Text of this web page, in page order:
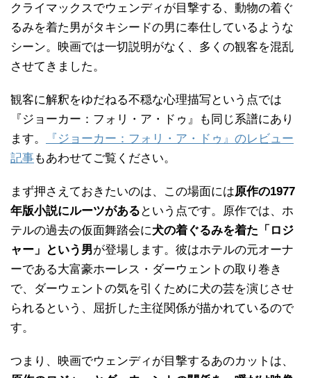
クライマックスでウェンディが目撃する、動物の着ぐ
るみを着た男がタキシードの男に奉仕しているような
シーン。映画では一切説明がなく、多くの観客を混乱
させてきました。
観客に解釈をゆだねる不穏な心理描写という点では
『ジョーカー：フォリ・ア・ドゥ』も同じ系譜にあり
ます。
『ジョーカー：フォリ・ア・ドゥ』のレビュー
記事もあわせてご覧ください。
まず押さえておきたいのは、この場面には原作の1977
年版小説にルーツがある という点です。原作では、ホ
テルの過去の仮面舞踏会に犬の着ぐるみを着た「ロジ
ャー」という男が登場します。彼はホテルの元オーナ
ーである大富豪ホーレス・ダーウェントの取り巻き
で、ダーウェントの気を引くために犬の芸を演じさせ
られるという、屈折した主従関係が描かれているので
す。
つまり、映画でウェンディが目撃するあのカットは、